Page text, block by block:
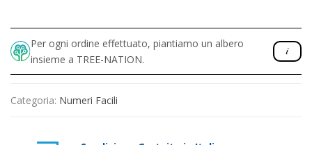
Per ogni ordine effettuato, piantiamo un albero
insieme a TREE-NATION.
Categoria: Numeri Facili